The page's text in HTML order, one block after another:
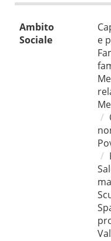
Ambito
Sociale
e